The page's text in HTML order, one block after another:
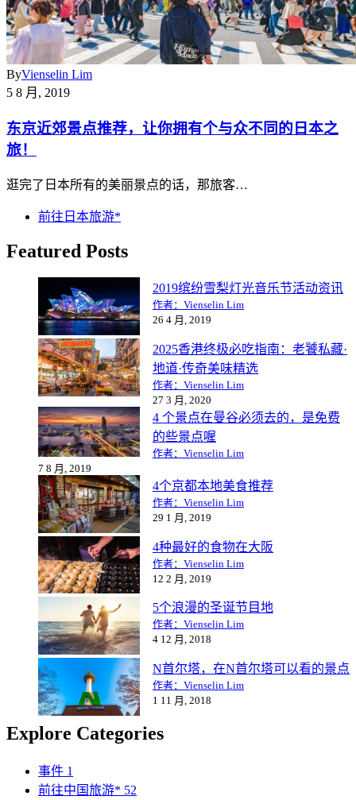
ByVienselin Lim
5 8 月, 2019
东京近郊景点推荐，让你拥有个与众不同的日本之
旅！
逛完了日本所有的美丽景点的话，那旅客…
前往日本旅游*
Featured Posts
2019缤纷雪梨灯光音乐节活动资讯
作者：Vienselin Lim
26 4 月, 2019
2025香港终极必吃指南：老饕私藏·
地道·传奇美味精选
作者：Vienselin Lim
27 3 月, 2020
4 个景点在曼谷必须去的，是免费
的些景点喔
作者：Vienselin Lim
7 8 月, 2019
4个京都本地美食推荐
作者：Vienselin Lim
29 1 月, 2019
4种最好的食物在大阪
作者：Vienselin Lim
12 2 月, 2019
5个浪漫的圣诞节目地
作者：Vienselin Lim
4 12 月, 2018
N首尔塔，在N首尔塔可以看的景点
作者：Vienselin Lim
1 11 月, 2018
Explore Categories
事件 1
前往中国旅游* 52